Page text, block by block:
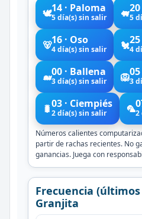
🕊️14 · Paloma
5 día(s) sin salir 🐖5
🐻16 · Oso
4 día(s) sin salir 🐔4
🐋00 · Ballena
3 día(s) sin salir 🦁3
🐛03 · Ciempiés
2 día(s) sin salir 🦜2
Números calientes
partir de rachas recientes. No
ganancias. Juega con
Frecuencia
Granjita